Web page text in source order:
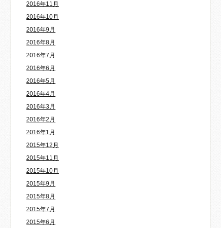
2016年11月
2016年10月
2016年9月
2016年8月
2016年7月
2016年6月
2016年5月
2016年4月
2016年3月
2016年2月
2016年1月
2015年12月
2015年11月
2015年10月
2015年9月
2015年8月
2015年7月
2015年6月